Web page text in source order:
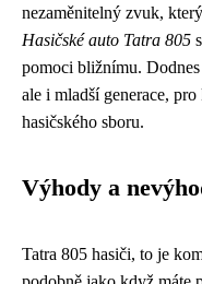
nezaměnitelný zvuk,
Hasičské auto Tatra 805
pomoci bližnímu.
ale i mladší generace,
hasičského sboru.
Výhody a
Tatra 805 hasiči, to je